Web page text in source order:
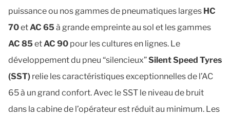
puissance ou nos gammes de pneumatiques larges HC
70 et AC 65
AC 85 et AC 90 pour les cultures en lignes. Le
développement du pneu “silencieux” Silent Speed Tyres
(SST) relie les caractéristiques exceptionnelles de l’AC
65 à un grand confort. Avec le SST le niveau de bruit
dans la cabine de l’opérateur est réduit au minimum. Les